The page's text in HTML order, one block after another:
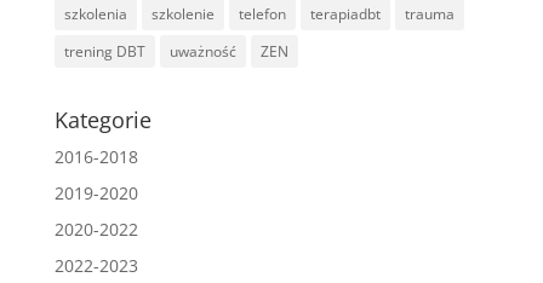
szkolenia
szkolenie telefon terapiadbt
trauma
trening DBT
uważność ZEN
Kategorie
2016-2018
2019-2020
2020-2022
2022-2023